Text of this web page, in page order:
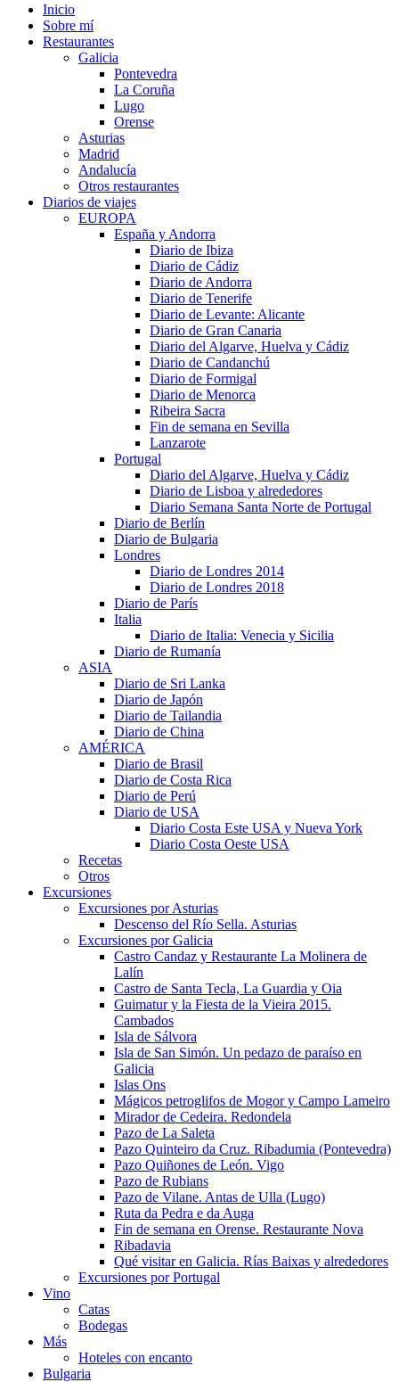
Inicio
Sobre mí
Restaurantes
Galicia
Pontevedra
La Coruña
Lugo
Orense
Asturias
Madrid
Andalucía
Otros restaurantes
Diarios de viajes
EUROPA
España y Andorra
Diario de Ibiza
Diario de Cádiz
Diario de Andorra
Diario de Tenerife
Diario de Levante: Alicante
Diario de Gran Canaria
Diario del Algarve, Huelva y Cádiz
Diario de Candanchú
Diario de Formigal
Diario de Menorca
Ribeira Sacra
Fin de semana en Sevilla
Lanzarote
Portugal
Diario del Algarve, Huelva y Cádiz
Diario de Lisboa y alrededores
Diario Semana Santa Norte de Portugal
Diario de Berlín
Diario de Bulgaria
Londres
Diario de Londres 2014
Diario de Londres 2018
Diario de París
Italia
Diario de Italia: Venecia y Sicilia
Diario de Rumanía
ASIA
Diario de Sri Lanka
Diario de Japón
Diario de Tailandia
Diario de China
AMÉRICA
Diario de Brasil
Diario de Costa Rica
Diario de Perú
Diario de USA
Diario Costa Este USA y Nueva York
Diario Costa Oeste USA
Recetas
Otros
Excursiones
Excursiones por Asturias
Descenso del Río Sella. Asturias
Excursiones por Galicia
Castro Candaz y Restaurante La Molinera de
Lalín
Castro de Santa Tecla, La Guardia y Oia
Guimatur y la Fiesta de la Vieira 2015.
Cambados
Isla de Sálvora
Isla de San Simón. Un pedazo de paraíso en
Galicia
Islas Ons
Mágicos petroglifos de Mogor y Campo Lameiro
Mirador de Cedeira. Redondela
Pazo de La Saleta
Pazo Quinteiro da Cruz. Ribadumia (Pontevedra)
Pazo Quiñones de León. Vigo
Pazo de Rubians
Pazo de Vilane. Antas de Ulla (Lugo)
Ruta da Pedra e da Auga
Fin de semana en Orense. Restaurante Nova
Ribadavia
Qué visitar en Galicia. Rías Baixas y alrededores
Excursiones por Portugal
Vino
Catas
Bodegas
Más
Hoteles con encanto
Bulgaria